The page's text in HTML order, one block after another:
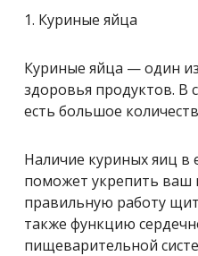
1. Куриные яйца
Куриные яйца — один
здоровья продуктов. В
есть большое
Наличие куриных яиц
поможет укрепить ваш
правильную работу
также функцию
пищеварительной